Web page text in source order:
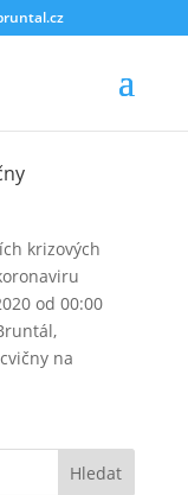
krizových
od 00:00
na